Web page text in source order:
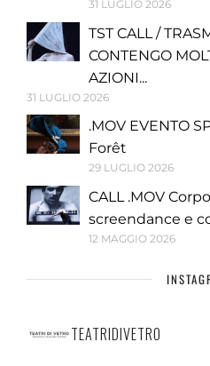
31 LUGLIO 2026
TST CALL /
CONTENGO
AZIONI...
31 LUGLIO 2026
.MOV EVENTO
Forêt
29 LUGLIO 2026
CALL .MOV
screendance e
12 MAGGIO 2026
TEATRIDIVETRO